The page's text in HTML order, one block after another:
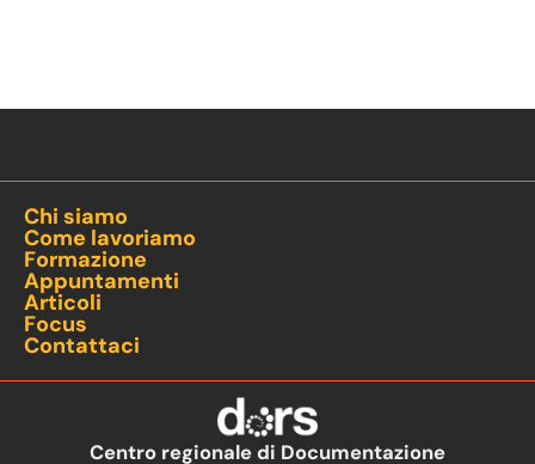
Chi siamo
Come lavoriamo
Formazione
Appuntamenti
Articoli
Focus
Contattaci
Centro regionale di Documentazione